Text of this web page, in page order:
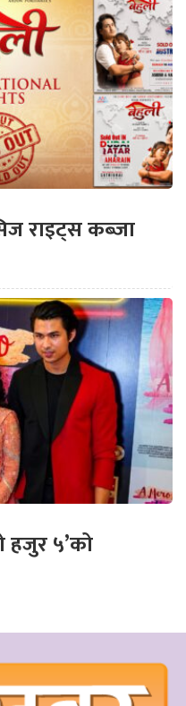
राइट्स कब्जा
हजुर ५’को